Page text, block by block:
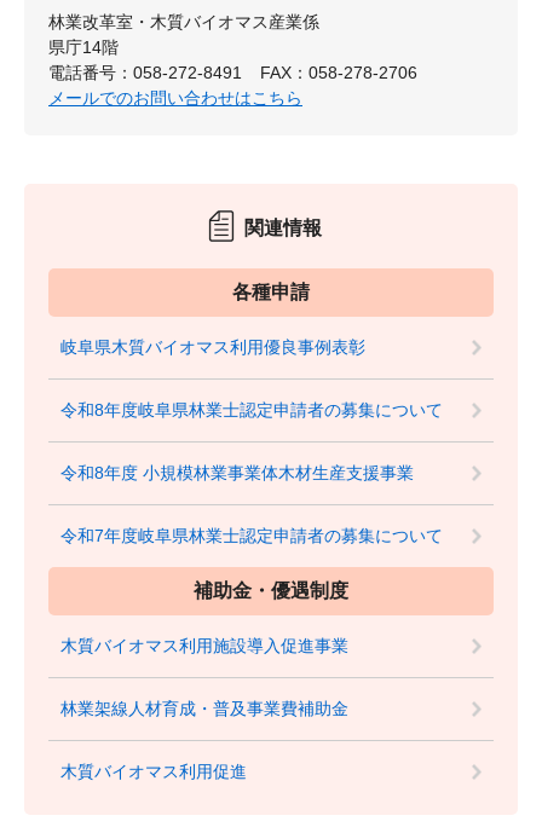
林業改革室・木質バイオマス産業係
県庁14階
電話番号：058-272-8491
FAX：058-278-2706
メールでのお問い合わせはこちら
関連情報
各種申請
岐阜県木質バイオマス利用優良事例表彰
令和8年度岐阜県林業士認定申請者の募集について
令和8年度 小規模林業事業体木材生産支援事業
令和7年度岐阜県林業士認定申請者の募集について
補助金・優遇制度
木質バイオマス利用施設導入促進事業
林業架線人材育成・普及事業費補助金
木質バイオマス利用促進